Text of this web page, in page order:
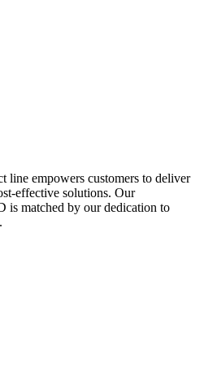
line empowers customers to deliver
effective solutions. Our
is matched by our dedication to